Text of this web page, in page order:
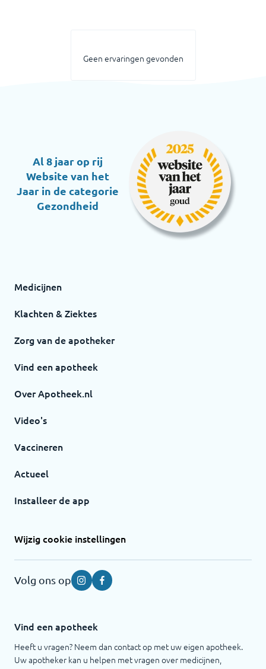
Geen ervaringen gevonden
Al 8 jaar op rij
Website van het
Jaar in de categorie
Gezondheid
Medicijnen
Klachten & Ziektes
Zorg van de apotheker
Vind een apotheek
Over Apotheek.nl
Video's
Vaccineren
Actueel
Installeer de app
Wijzig cookie instellingen
Volg ons op InstagramFacebook
Vind een apotheek
Heeft u vragen? Neem dan contact op met uw eigen apotheek.
Uw apotheker kan u helpen met vragen over medicijnen,